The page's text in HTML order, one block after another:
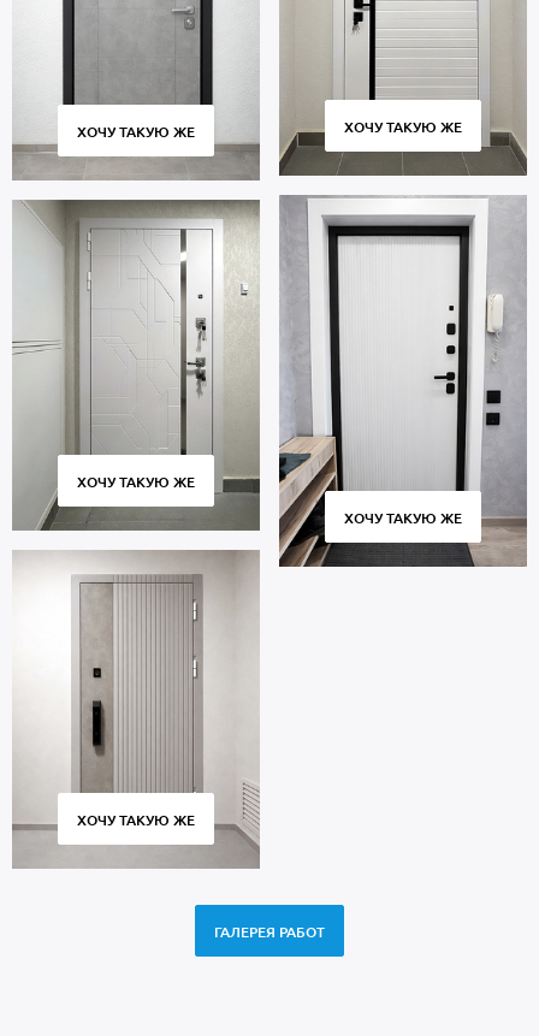
ХОЧУ ТАКУЮ ЖЕ
ХОЧУ ТАКУЮ ЖЕ
ХОЧУ ТАКУЮ ЖЕ
ХОЧУ ТАКУЮ ЖЕ
ХОЧУ ТАКУЮ ЖЕ
ГАЛЕРЕЯ РАБОТ